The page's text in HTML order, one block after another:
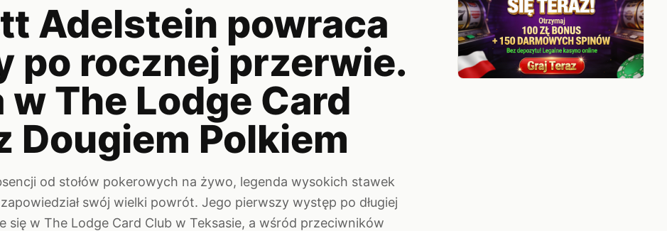
Adelstein powraca
po rocznej przerwie.
w The Lodge Card
Dougiem Polkiem
od stołów pokerowych na żywo, legenda wysokich stawek
swój wielki powrót. Jego pierwszy występ po długiej
się w The Lodge Card Club w Teksasie, a wśród przeciwników